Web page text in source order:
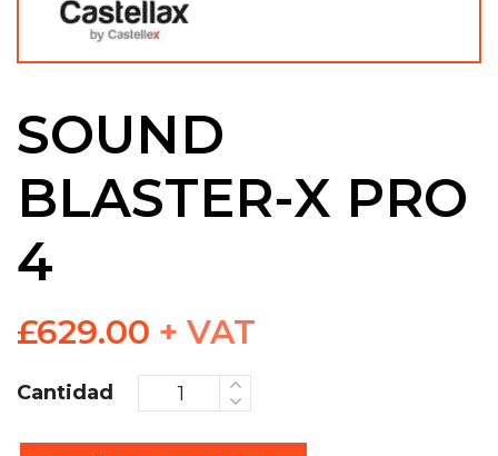
SOUND
BLASTER-X PRO
4
£629.00 + VAT
Cantidad